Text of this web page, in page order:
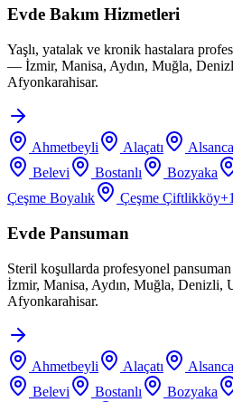
Evde Bakım Hizmetleri
Yaşlı, yatalak ve kronik hastalara
— İzmir, Manisa, Aydın, Muğla,
Afyonkarahisar.
Ahmetbeyli Alaçatı
Belevi
Bostanlı Bozyaka
Çeşme Boyalık
Çeşme Çiftlikköy+
Evde Pansuman
Steril koşullarda profesyonel
İzmir, Manisa, Aydın, Muğla, Denizli,
Afyonkarahisar.
Ahmetbeyli Alaçatı
Belevi
Bostanlı Bozyaka